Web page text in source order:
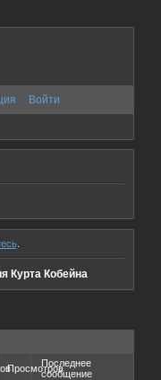
Войти
.
Курта Кобейна
ПросмотровПоследнее
сообщение